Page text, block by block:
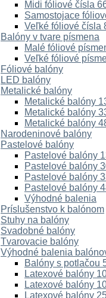
Midi fóliové čísla
Samostojace
Veľké fóliové čísla
Balóny v tvare písmena
Malé fóliové
Veľké fóliové
Fóliové balóny
LED balóny
Metalické balóny
Metalické balóny
Metalické balóny
Metalické balóny
Narodeninové balóny
Pastelové balóny
Pastelové balóny
Pastelové balóny
Pastelové balóny
Pastelové balóny
Výhodné balenia
Príslušenstvo k balónom
Stuhy na balóny
Svadobné balóny
Tvarovacie balóny
Výhodné balenia
Balóny s potlačou
Latexové balóny
Latexové balóny
Latexové balóny